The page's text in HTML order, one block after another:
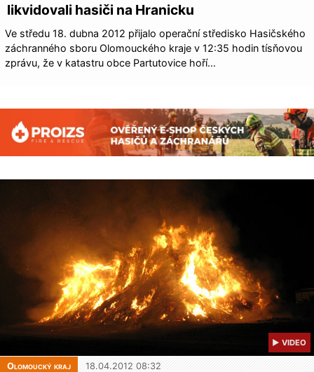
likvidovali hasiči na Hranicku
Ve středu 18. dubna 2012 přijalo operační středisko Hasičského
záchranného sboru Olomouckého kraje v 12:35 hodin tísňovou
zprávu, že v katastru obce Partutovice hoří…
▶ VIDEO
Olomoucký kraj 18.04.2012 08:32